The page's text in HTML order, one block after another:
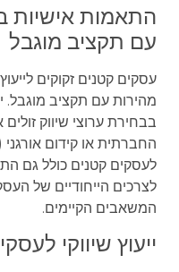
התאמות אישיות
עם תקציב מוגבל
עסקים קטנים זקוקים
מהירות עם תקציב מוגבל.
בבחירת ערוצי שיווק
לעסקים קטנים כולל גם
לצרכים הייחודיים של
המשאבים הקיימים.
ייעוץ שיווקי